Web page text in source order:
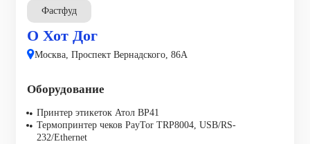
Фастфуд
О Хот Дог
Москва, Проспект Вернадского, 86А
Оборудование
Принтер этикеток Атол ВР41
Термопринтер чеков PayTor TRP8004, USB/RS-
232/Ethernet